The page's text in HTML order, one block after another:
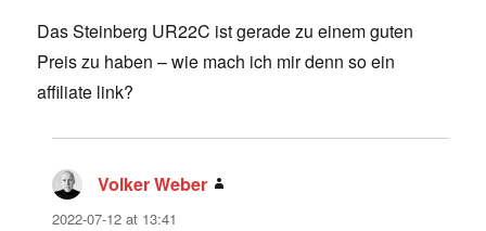
Das Steinberg UR22C ist gerade zu einem guten
Preis zu haben – wie mach ich mir denn so ein
affiliate link?
Volker Weber
2022-07-12 at 13:41